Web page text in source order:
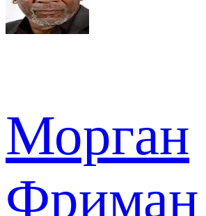
Морган
Фриман